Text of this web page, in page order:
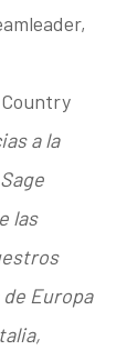
a la
las
Europa